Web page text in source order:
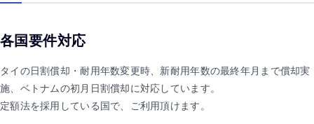
各国要件対応
タイの日割償却・耐用年数変更時、新耐用年数の最終年月まで償却実
施、ベトナムの初月日割償却に対応しています。
定額法を採用している国で、ご利用頂けます。